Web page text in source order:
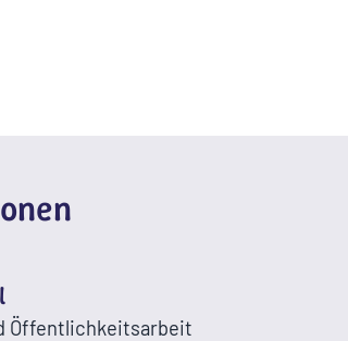
Öffentlichkeitsarbeit